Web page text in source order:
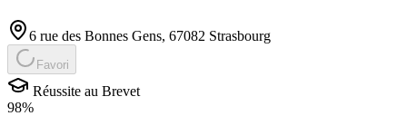
6 rue des Bonnes Gens, 67082 Strasbourg
Favori
Réussite au Brevet
98%